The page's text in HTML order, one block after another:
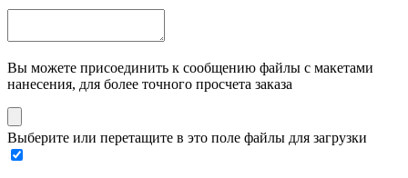
Вы можете присоединить к сообщению файлы с макетами
нанесения, для более точного просчета заказа
Выберите или перетащите в это поле файлы для загрузки